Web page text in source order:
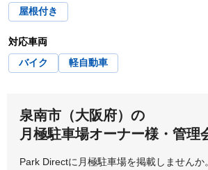
大阪市西区
大阪市西淀川区
大阪市平野区
豊能郡豊能町
屋根付き
対応車両
バイク
軽自動車
泉南市（大阪府）の
月極駐車場オーナー様・管理
Park Directに月極駐車場を掲載しませんか。